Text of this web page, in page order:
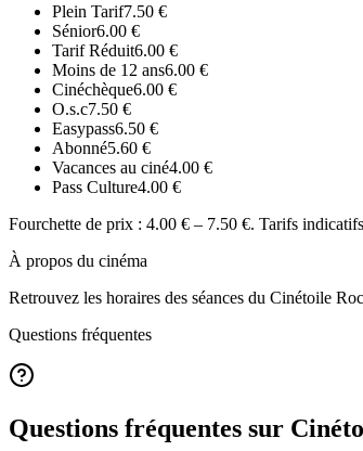
Plein Tarif7.50 €
Sénior6.00 €
Tarif Réduit6.00 €
Moins de 12 ans6.00 €
Cinéchèque6.00 €
O.s.c7.50 €
Easypass6.50 €
Abonné5.60 €
Vacances au ciné4.00 €
Pass Culture4.00 €
Fourchette de prix : 4.00 € – 7.50 €. Tarifs
À propos du cinéma
Retrouvez les horaires des séances du Cinétoile
Questions fréquentes
Questions fréquentes sur